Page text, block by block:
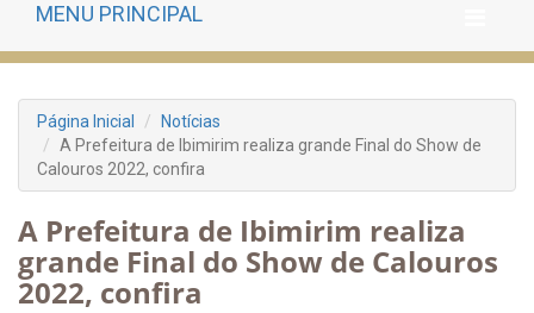
MENU PRINCIPAL
Página Inicial
Notícias
A Prefeitura de Ibimirim realiza grande Final do Show de
Calouros 2022, confira
A Prefeitura de Ibimirim realiza
grande Final do Show de Calouros
2022, confira